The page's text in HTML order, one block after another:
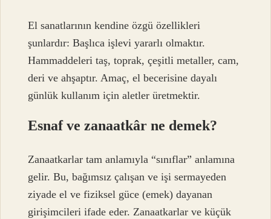
El sanatlarının kendine özgü özellikleri
şunlardır: Başlıca işlevi yararlı olmaktır.
Hammaddeleri taş, toprak, çeşitli metaller, cam,
deri ve ahşaptır. Amaç, el becerisine dayalı
günlük kullanım için aletler üretmektir.
Esnaf ve zanaatkâr ne demek?
Zanaatkarlar tam anlamıyla “sınıflar” anlamına
gelir. Bu, bağımsız çalışan ve işi sermayeden
ziyade el ve fiziksel güce (emek) dayanan
girişimcileri ifade eder. Zanaatkarlar ve küçük